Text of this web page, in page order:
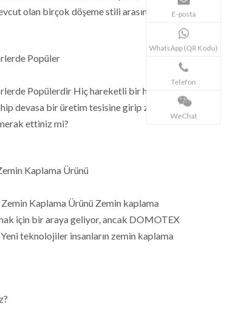
olan birçok döşeme stili arasında.
Popüler
Popülerdir Hiç hareketli bir hastaneye,
devasa bir üretim tesisine girip zeminlerin
ettiniz mi?
Kaplama Ürünü
Kaplama Ürünü Zemin kaplama
için bir araya geliyor, ancak DOMOTEX
teknolojiler insanların zemin kaplama
E-posta
WhatsApp (QR Kodu)
Telefon
WeChat